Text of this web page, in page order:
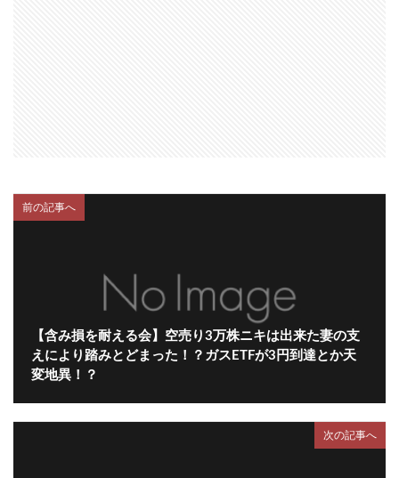
前の記事へ
【含み損を耐える会】空売り3万株ニキは出来た妻の支
えにより踏みとどまった！？ガスETFが3円到達とか天
変地異！？
次の記事へ